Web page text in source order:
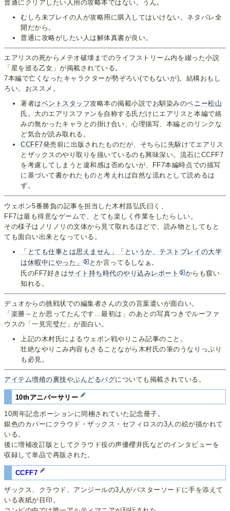
普通にクリアしたい人用の攻略本ではない。うん。
むしろ未プレイの人が攻略用に購入してはいけない。ネタバレ全
開だから。
普通に攻略がしたい人は解体真書が良い。
エアリスの死からメテオ破壊までのライフストリーム内を綴った小説
「星を巡る乙女」が掲載されている。
7本編で亡くなったキャラクターが勢ぞろい(でもないが)。結構おもし
ろい。おススメ。
著者はベントスタッフ攻略本の掲載小説でお馴染みのベニー松山
氏。大のエアリスファンを自称する氏だけにエアリスと本編で絡
みの無かったキャラとの掛け合い、心理描写、本編とのリンクな
ど気合が読み取れる。
CCFF7発売前に出版されたものだが、そちらに先駆けてエアリス
とザックスのやり取りを描いているのも興味深い。流石にCCFF7
を考慮してしまうと違和感は否めないが、FF7本編時点での描写
に基づいて書かれたものと考えれば自然な流れとして読めるは
ず。
ウェポン5番勝負の記事を担当した木村昌弘氏曰く、
FF7は最も得意なゲームで、とても楽しく作業をしたらしい。
その様子はノリノリの文体から見て取れるほどで、読み物としてもと
ても面白い出来となっている。
「とても仕事とは思えません」「というか、テストプレイの大半
は休暇中にやった」
とか言ってるしなぁ。
氏のFF7好きはサイト持ち時代のやり込みレポート
からも窺い
知れる。
デュオからの挑戦状での編集者さんの文の言葉遣いが面白い。
「楽勝～とか思ってたんです…最初は」のあとの写真つきでルーファ
ウスの「一見完璧だ」が面白い。
上記の木村氏によるウェポン戦やりこみ記事のこと。
壮絶なやりこみ内容もさることながら木村氏の筆のうなりっぷり
も必見。
アイテム増殖の裏技やぶんどるバグについても掲載されている。
10thアニバーサリー
10周年記念ポーションに同梱されていた記念冊子。
銀色のカバーにクラウド・ザックス・セフィロスの3人の絵が描かれて
いる。
後に増補改訂版としてクラウド役の声優櫻井氏などのインタビューを
収録して単品で再販された。
CCFF7
ザックス、クラウド、アンジールの3人がバスターソードに手を添えて
いる表紙が目印。